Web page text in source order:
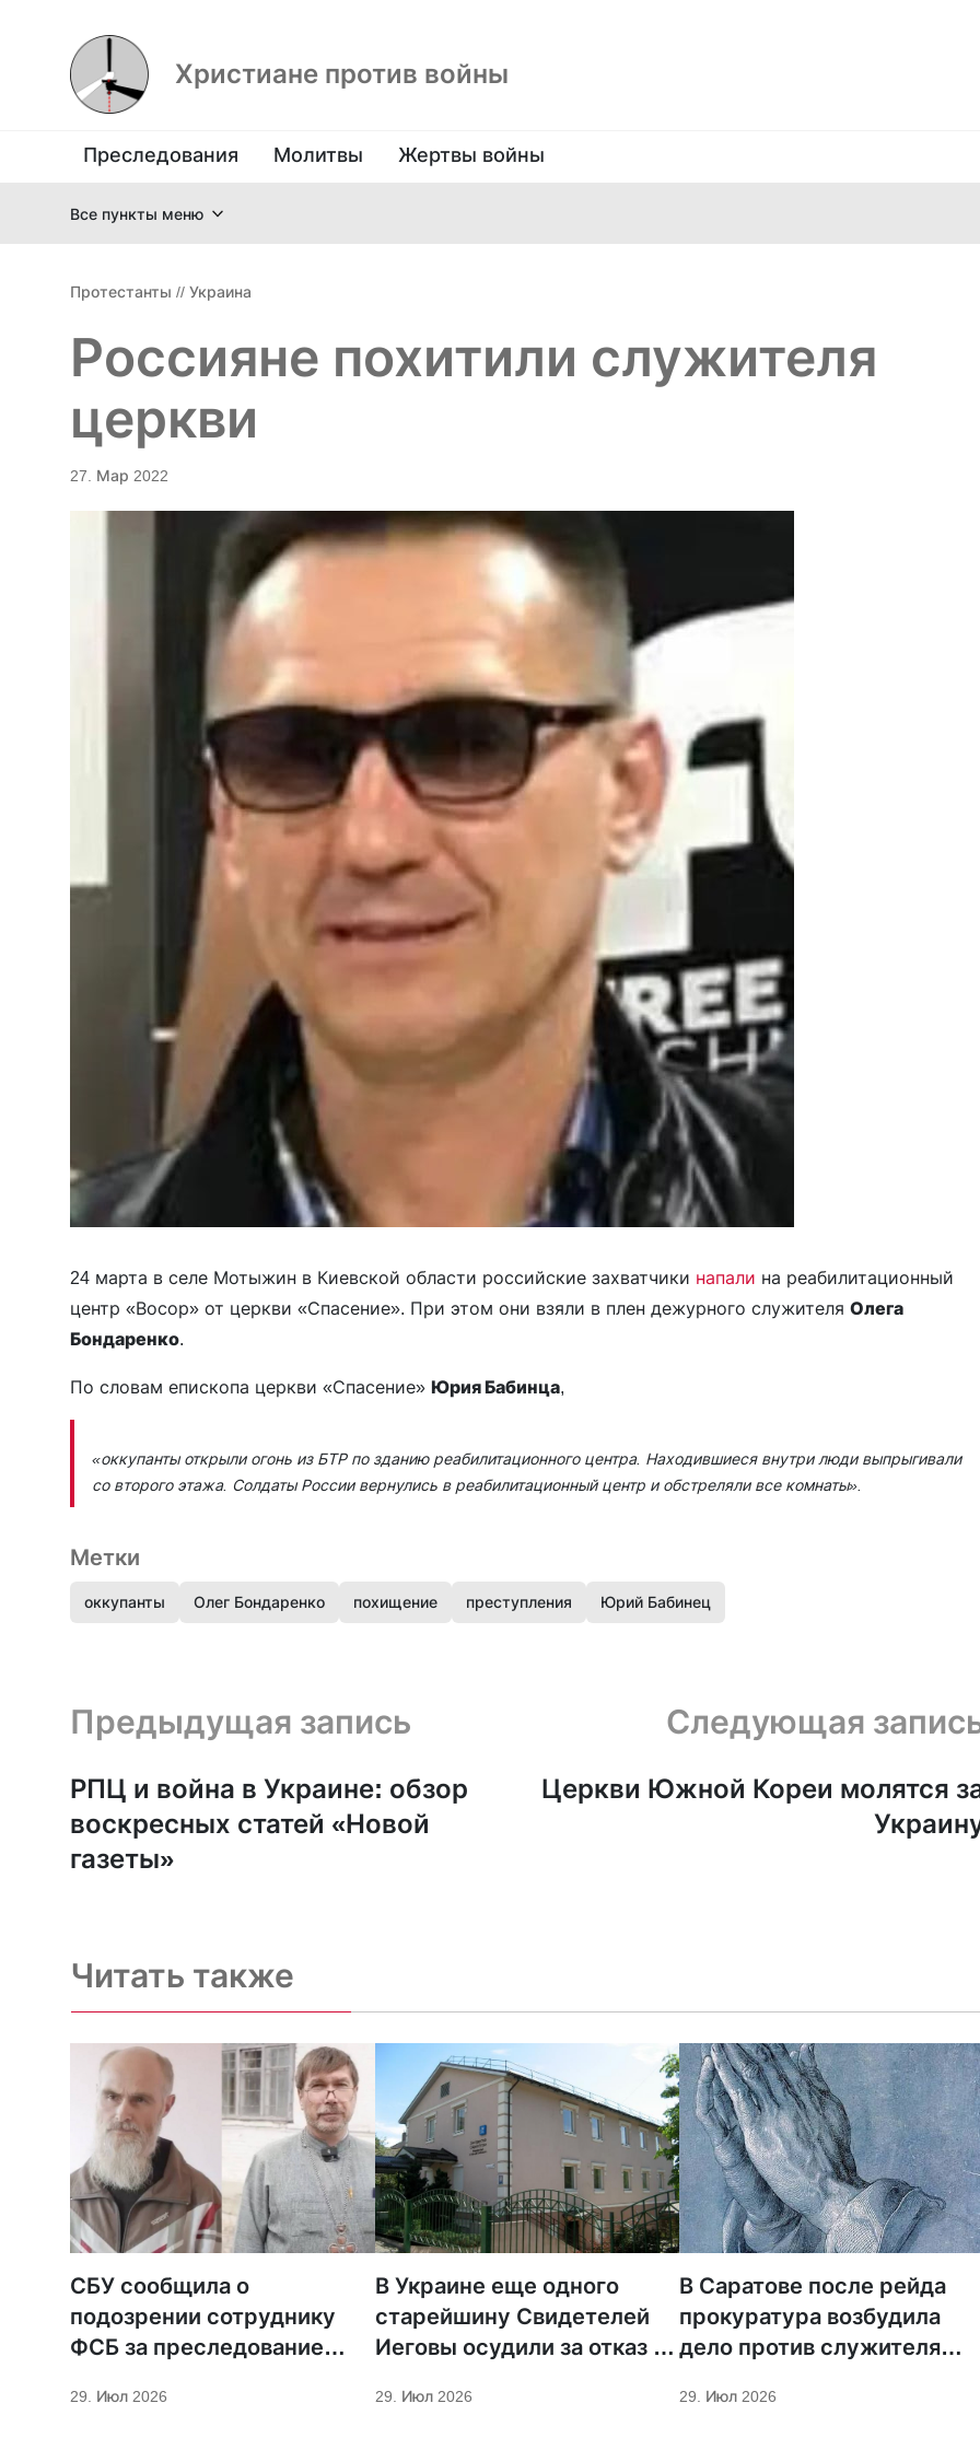
Христиане против войны
Преследования Молитвы Жертвы войны
Все пункты меню
Протестанты // Украина
Россияне похитили служителя
церкви
27. Мар 2022
24 марта в селе Мотыжин в Киевской области российские захватчики напали на реабилитационный
центр «Восор» от церкви «Спасение». При этом они взяли в плен дежурного служителя Олега
Бондаренко.
По словам епископа церкви «Спасение» Юрия Бабинца,
«оккупанты открыли огонь из БТР по зданию реабилитационного центра. Находившиеся внутри люди выпрыгивали
со второго этажа. Солдаты России вернулись в реабилитационный центр и обстреляли все комнаты».
Метки
оккупанты Олег Бондаренко похищение преступления Юрий Бабинец
Предыдущая запись и следующая запись
Предыдущая запись
РПЦ и война в Украине: обзор
воскресных статей «Новой
газеты»
Следующая
Церкви Южной Кореи молятся
Читать также
СБУ сообщила о
подозрении сотруднику
ФСБ за преследование
29. Июл 2026
В Украине еще одного
старейшину Свидетелей
Иеговы осудили за отказ от
29. Июл 2026
В Саратове после рейда
прокуратура возбудила
дело против служителя
29. Июл 2026